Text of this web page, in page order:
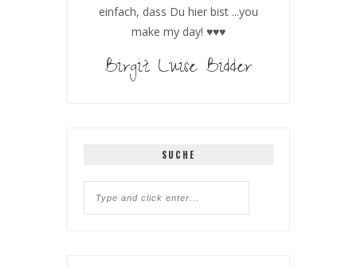
einfach, dass Du hier bist ...you
make my day! ♥♥♥
Birgit Luise Bidder
SUCHE